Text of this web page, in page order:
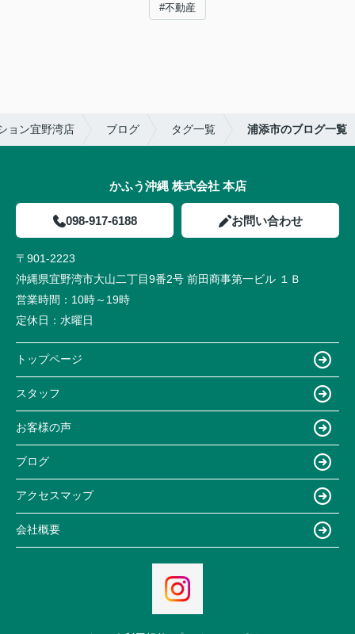
#不動産
ョン宜野湾店 ブログ タグ一覧 浦添市のブログ一覧
かふう沖縄 株式会社 本店
098-917-6188 お問い合わせ
〒901-2223
沖縄県宜野湾市大山二丁目9番2号 前田商事第一ビル １Ｂ
営業時間： 10時～19時
定休日： 水曜日
トップページ
スタッフ
お客様の声
ブログ
アクセスマップ
会社概要